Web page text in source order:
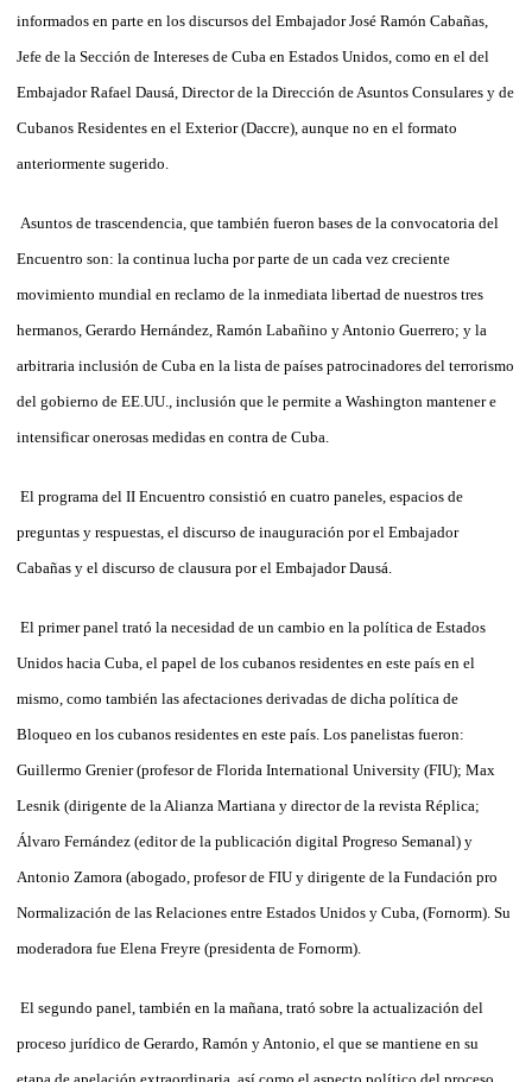
informados en parte en los discursos del Embajador José Ramón Cabañas,
Jefe de la Sección de Intereses de Cuba en Estados Unidos, como en el del
Embajador Rafael Dausá, Director de la Dirección de Asuntos Consulares y de
Cubanos Residentes en el Exterior (Daccre), aunque no en el formato
anteriormente sugerido.
Asuntos de trascendencia, que también fueron bases de la convocatoria del
Encuentro son: la continua lucha por parte de un cada vez creciente
movimiento mundial en reclamo de la inmediata libertad de nuestros tres
hermanos, Gerardo Hernández, Ramón Labañino y Antonio Guerrero; y la
arbitraria inclusión de Cuba en la lista de países patrocinadores del terrorismo
del gobierno de EE.UU., inclusión que le permite a Washington mantener e
intensificar onerosas medidas en contra de Cuba.
El programa del II Encuentro consistió en cuatro paneles, espacios de
preguntas y respuestas, el discurso de inauguración por el Embajador
Cabañas y el discurso de clausura por el Embajador Dausá.
El primer panel trató la necesidad de un cambio en la política de Estados
Unidos hacia Cuba, el papel de los cubanos residentes en este país en el
mismo, como también las afectaciones derivadas de dicha política de
Bloqueo en los cubanos residentes en este país. Los panelistas fueron:
Guillermo Grenier (profesor de Florida International University (FIU); Max
Lesnik (dirigente de la Alianza Martiana y director de la revista Réplica;
Álvaro Fernández (editor de la publicación digital Progreso Semanal) y
Antonio Zamora (abogado, profesor de FIU y dirigente de la Fundación pro
Normalización de las Relaciones entre Estados Unidos y Cuba, (Fornorm). Su
moderadora fue Elena Freyre (presidenta de Fornorm).
El segundo panel, también en la mañana, trató sobre la actualización del
proceso jurídico de Gerardo, Ramón y Antonio, el que se mantiene en su